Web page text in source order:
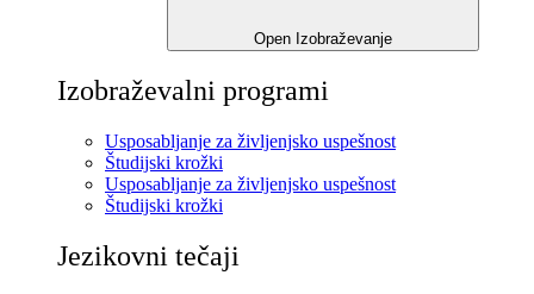
Open Izobraževanje
Izobraževalni programi
Usposabljanje za življenjsko uspešnost
Študijski krožki
Usposabljanje za življenjsko uspešnost
Študijski krožki
Jezikovni tečaji